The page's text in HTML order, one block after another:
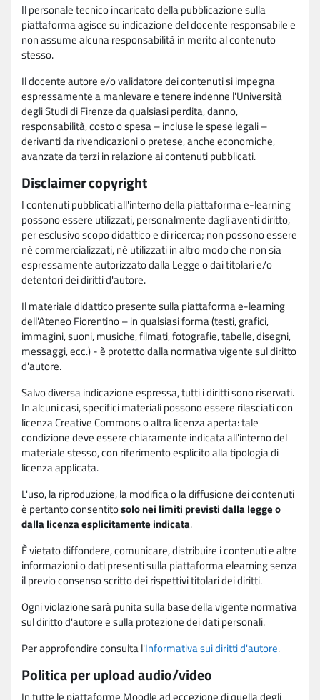
Il personale tecnico incaricato della pubblicazione sulla
piattaforma agisce su indicazione del docente responsabile e
non assume alcuna responsabilità in merito al contenuto
stesso.
Il docente autore e/o validatore dei contenuti si impegna
espressamente a manlevare e tenere indenne l'Università
degli Studi di Firenze da qualsiasi perdita, danno,
responsabilità, costo o spesa – incluse le spese legali –
derivanti da rivendicazioni o pretese, anche economiche,
avanzate da terzi in relazione ai contenuti pubblicati.
Disclaimer copyright
I contenuti pubblicati all'interno della piattaforma e-learning
possono essere utilizzati, personalmente dagli aventi diritto,
per esclusivo scopo didattico e di ricerca; non possono essere
né commercializzati, né utilizzati in altro modo che non sia
espressamente autorizzato dalla Legge o dai titolari e/o
detentori dei diritti d'autore.
Il materiale didattico presente sulla piattaforma e-learning
dell'Ateneo Fiorentino – in qualsiasi forma (testi, grafici,
immagini, suoni, musiche, filmati, fotografie, tabelle, disegni,
messaggi, ecc.) - è protetto dalla normativa vigente sul diritto
d'autore.
Salvo diversa indicazione espressa, tutti i diritti sono riservati.
In alcuni casi, specifici materiali possono essere rilasciati con
licenza Creative Commons o altra licenza aperta: tale
condizione deve essere chiaramente indicata all'interno del
materiale stesso, con riferimento esplicito alla tipologia di
licenza applicata.
L'uso, la riproduzione, la modifica o la diffusione dei contenuti
è pertanto consentitosolo nei limiti previsti dalla legge o
dalla licenza esplicitamente indicata.
È vietato diffondere, comunicare, distribuire i contenuti e altre
informazioni o dati presenti sulla piattaforma elearning senza
il previo consenso scritto dei rispettivi titolari dei diritti.
Ogni violazione sarà punita sulla base della vigente normativa
sul diritto d'autore e sulla protezione dei dati personali.
Per approfondire consulta l'Informativa sui diritti d'autore.
Politica per upload audio/video
In tutte le piattaforme Moodle ad eccezione di quella degli